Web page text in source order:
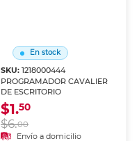
En stock
SKU: 1218000444
PROGRAMADOR CAVALIER
DE ESCRITORIO
$1.50
$6.00
Envío a domicilio